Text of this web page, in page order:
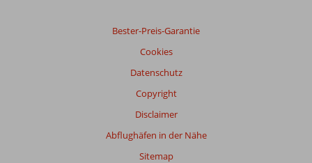
Bester-Preis-Garantie
Cookies
Datenschutz
Copyright
Disclaimer
Abflughäfen in der Nähe
Sitemap